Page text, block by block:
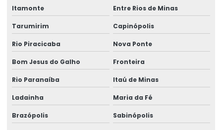
Itamonte Entre Rios de Minas
Tarumirim Capinópolis
Rio Piracicaba Nova Ponte
Bom Jesus do Galho Fronteira
Rio Paranaíba Itaú de Minas
Ladainha Maria da Fé
Brazópolis Sabinópolis